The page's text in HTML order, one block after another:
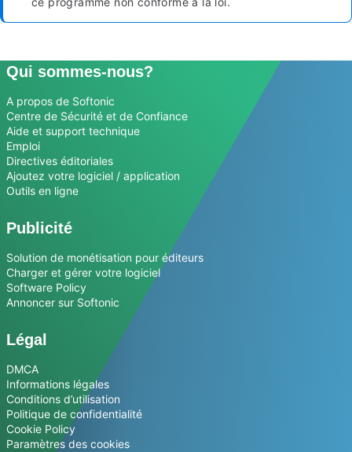
Qui sommes-nous?
A propos de Softonic
Centre de Sécurité et de Confiance
Aide et support technique
Emploi
Directives éditoriales
Ajoutez votre logiciel / application
Outils en ligne
Publicité
Solution de monétisation pour éditeurs
Charger et gérer votre logiciel
Software Policy
Annoncer sur Softonic
Légal
DMCA
Informations légales
Conditions d’utilisation
Politique de confidentialité
Cookie Policy
Paramètres des cookies